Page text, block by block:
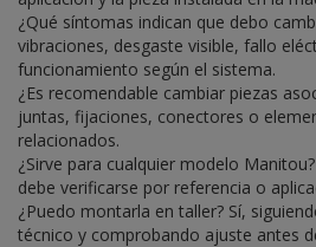
¿Qué síntomas indican que debo
vibraciones, desgaste visible, fallo
funcionamiento según el sistema.
¿Es recomendable cambiar piezas
juntas, fijaciones, conectores o
relacionados.
¿Sirve para cualquier modelo
debe verificarse por referencia o
¿Puedo montarla en taller? Sí,
técnico y comprobando ajuste antes